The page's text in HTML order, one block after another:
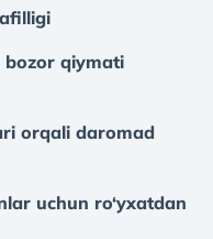
qiymati
orqali daromad
uchun ro‘yxatdan